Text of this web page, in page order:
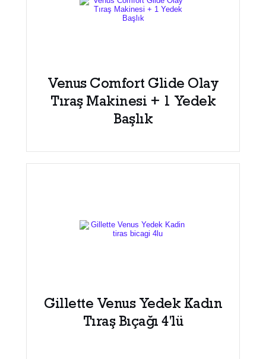
Venus Comfort Glide Olay
Tıraş Makinesi + 1 Yedek
Başlık
Gillette Venus Yedek Kadın
Tıraş Bıçağı 4'lü